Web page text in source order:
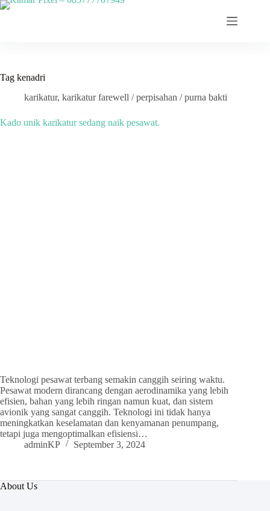
Skip
Tag kenadri
karikatur, karikatur farewell / perpisahan / purna bakti
Kado unik karikatur sedang naik pesawat.
Teknologi pesawat terbang semakin canggih seiring waktu.
Pesawat modern dirancang dengan aerodinamika yang lebih
efisien, bahan yang lebih ringan namun kuat, dan sistem
avionik yang sangat canggih. Teknologi ini tidak hanya
meningkatkan keselamatan dan kenyamanan penumpang,
tetapi juga mengoptimalkan efisiensi…
adminKP
September 3, 2024
About Us